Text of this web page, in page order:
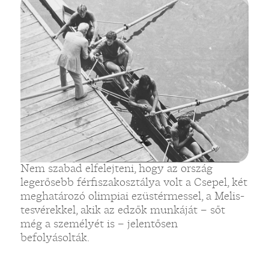
Nem szabad elfelejteni, hogy az ország
legerősebb férfiszakosztálya volt a Csepel, két
meghatározó olimpiai ezüstérmessel, a Melis-
tesvérekkel, akik az edzők munkáját – sőt
még a személyét is – jelentősen
befolyásolták.